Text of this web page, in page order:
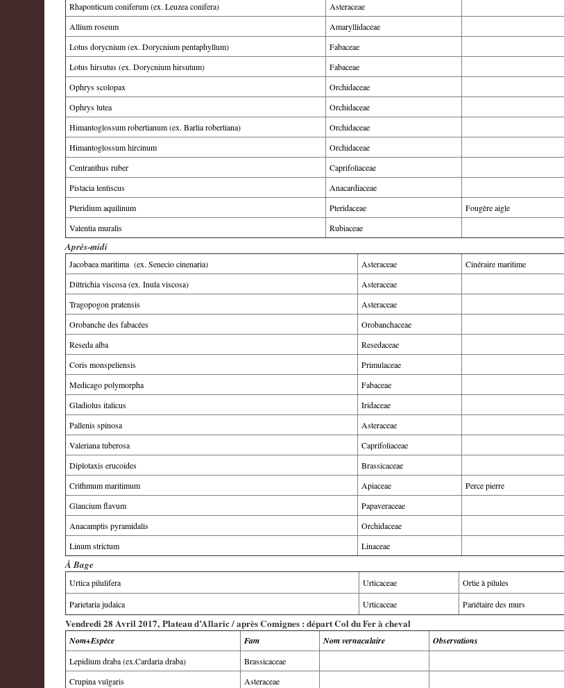
Rhaponticum coniferum (ex. Leuzea conifera)
Asteraceae
Allium roseum
Amaryllidaceae
Lotus dorycnium (ex. Dorycnium pentaphyllum)
Fabaceae
Lotus hirsutus (ex. Dorycnium hirsutum)
Fabaceae
Ophrys scolopax
Orchidaceae
Ophrys lutea
Orchidaceae
Himantoglossum robertianum (ex. Barlia robertiana)
Orchidaceae
Himantoglossum hircinum
Orchidaceae
Centranthus ruber
Caprifoliaceae
Pistacia lentiscus
Anacardiaceae
Pteridium aquilinum
Pteridaceae
Fougère aigle
Valentia muralis
Rubiaceae
Après-midi
Jacobaea maritima (ex. Senecio cinenaria) Asteraceae
Cinéraire maritime
Dittrichia viscosa (ex. Inula viscosa)
Asteraceae
Tragopogon pratensis
Asteraceae
Orobanche des fabacées
Orobanchaceae
Reseda alba
Resedaceae
Coris monspeliensis
Primulaceae
Medicago polymorpha
Fabaceae
Gladiolus italicus
Iridaceae
Pallenis spinosa
Asteraceae
Valeriana tuberosa
Caprifoliaceae
Diplotaxis erucoides
Brassicaceae
Crithmum maritimum
Apiaceae
Perce pierre
Glaucium flavum
Papaveraceae
Anacamptis pyramidalis
Orchidaceae
Linum strictum
Linaceae
À Bage
Urtica pilulifera Urticaceae
Ortie à pilules
Parietaria judaica
Urticaceae Pariétaire des murs
Vendredi 28 Avril 2017, Plateau d’Allaric / après Comignes : départ Col du Fer à cheval
Nom+Espèce Fam Nom vernaculaire Observations
Lepidium draba (ex.Cardaria draba)
Brassicaceae
Crupina vulgaris
Asteraceae